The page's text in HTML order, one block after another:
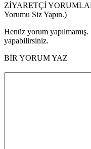
ZİYARETÇİ
Yorumu Siz Yapın.)
Henüz yorum
yapabilirsiniz.
BİR YORUM YAZ